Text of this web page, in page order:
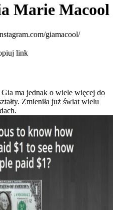
Marie Macool
giamacool/
link
ma jednak o wiele więcej do
Zmieniła już świat wielu